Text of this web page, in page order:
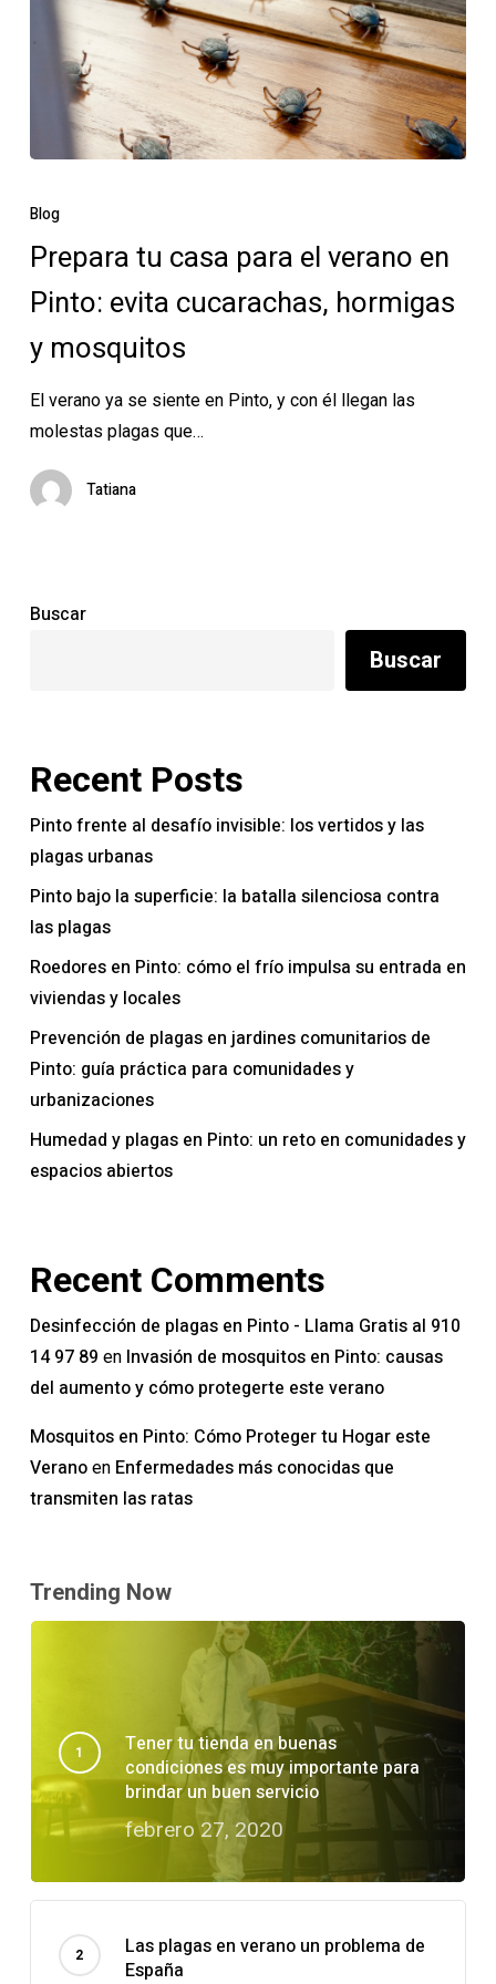
tu
para
el
en
Pinto:
evita
hormigas
Blog
Prepara tu casa para el verano en
Pinto: evita cucarachas, hormigas
y mosquitos
El verano ya se siente en Pinto, y con él llegan las
molestas plagas que…
Tatiana
Buscar
Buscar
Recent Posts
Pinto frente al desafío invisible: los vertidos y las
plagas urbanas
Pinto bajo la superficie: la batalla silenciosa contra
las plagas
Roedores en Pinto: cómo el frío impulsa su entrada en
viviendas y locales
Prevención de plagas en jardines comunitarios de
Pinto: guía práctica para comunidades y
urbanizaciones
Humedad y plagas en Pinto: un reto en comunidades y
espacios abiertos
Recent Comments
Desinfección de plagas en Pinto - Llama Gratis al 910
14 97 89 en Invasión de mosquitos en Pinto: causas
del aumento y cómo protegerte este verano
Mosquitos en Pinto: Cómo Proteger tu Hogar este
Veranoen Enfermedades más conocidas que
transmiten las ratas
Trending Now
Tener tu tienda en buenas
condiciones es muy importante para
brindar un buen servicio
febrero 27, 2020
Las plagas en verano un problema de
España